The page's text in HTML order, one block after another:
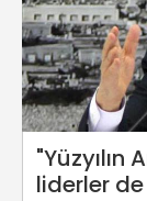
"Yüzyılın
liderler de